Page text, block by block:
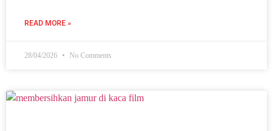
READ MORE »
28/04/2026 No Comments